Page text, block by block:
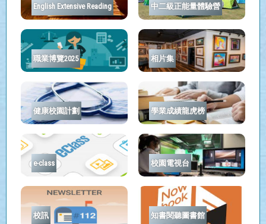
English Extensive Reading 中二級正能量體驗營
職業博覽2025 相片集
健康校園計劃 學業成績龍虎榜
e-class 校園電視台
校訊 知書閱聽圖書館